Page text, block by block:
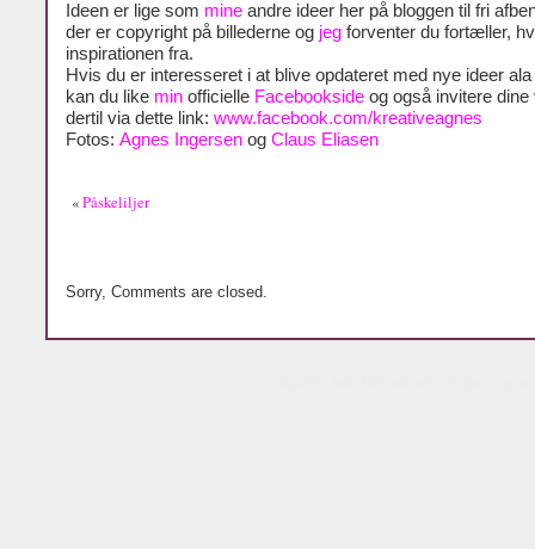
Ideen er lige som mine andre ideer her på bloggen til fri
der er copyright på billederne og jeg forventer du fortæller,
inspirationen fra.
Hvis du er interesseret i at blive opdateret med nye ideer
kan du like min officielle Facebookside og også invitere dine
dertil via dette link: www.facebook.com/kreativeagnes
Fotos: Agnes Ingersen og Claus Eliasen
«Påskeliljer
Sorry, Comments are closed.